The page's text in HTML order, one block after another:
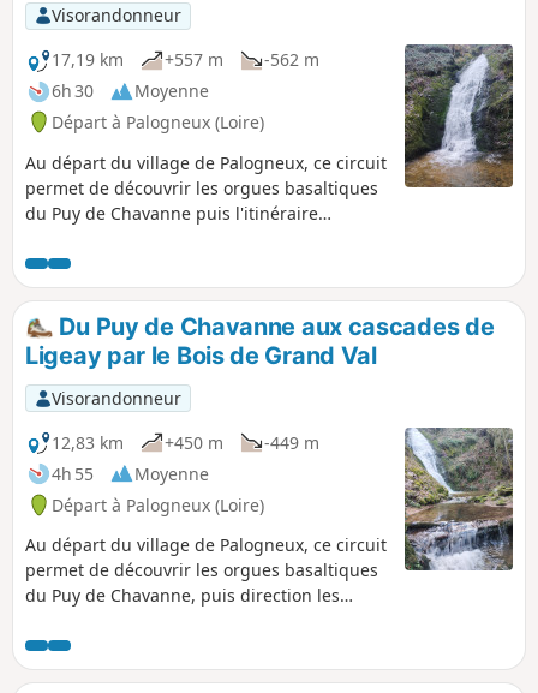
Visorandonneur
17,19 km
+557 m
-562 m
6h 30
Moyenne
Départ à Palogneux (Loire)
Au départ du village de Palogneux, ce circuit
permet de découvrir les orgues basaltiques
du Puy de Chavanne puis l'itinéraire
Poursuivre ensuite par une boucle en
empruntant le GR®89 jusqu'à la commune
Les Places, pour ensuite revenir au village
par la Goutte Crémière et les Épeurios.
Du Puy de Chavanne aux cascades de
Ligeay par le Bois de Grand Val
Visorandonneur
12,83 km
+450 m
-449 m
4h 55
Moyenne
Départ à Palogneux (Loire)
Au départ du village de Palogneux, ce circuit
permet de découvrir les orgues basaltiques
du Puy de Chavanne, puis direction les
s'effectue en passant par le Bois de Grand
Val.